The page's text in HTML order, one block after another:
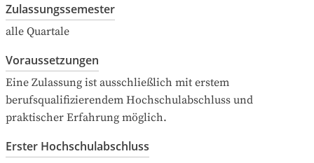
Zulassungssemester
alle Quartale
Voraussetzungen
Eine Zulassung ist ausschließlich mit erstem
berufsqualifizierendem Hochschulabschluss und
praktischer Erfahrung möglich.
Erster Hochschulabschluss